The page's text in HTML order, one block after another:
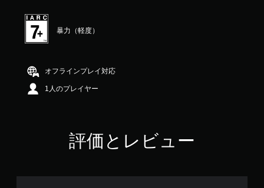
5
段
4
1
暴力（軽度）
オフラインプレイ対応
1人のプレイヤー
評価とレビュー